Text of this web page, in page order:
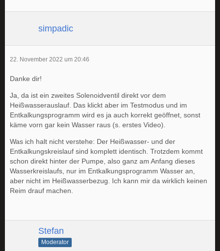
simpadic
22. November 2022 um 20:46
Danke dir!
Ja, da ist ein zweites Solenoidventil direkt vor dem
Heißwasserauslauf. Das klickt aber im Testmodus und im
Entkalkungsprogramm wird es ja auch korrekt geöffnet, sonst
käme vorn gar kein Wasser raus (s. erstes Video).
Was ich halt nicht verstehe: Der Heißwasser- und der
Entkalkungskreislauf sind komplett identisch. Trotzdem kommt
schon direkt hinter der Pumpe, also ganz am Anfang dieses
Wasserkreislaufs, nur im Entkalkungsprogramm Wasser an,
aber nicht im Heißwasserbezug. Ich kann mir da wirklich keinen
Reim drauf machen.
Stefan
Moderator